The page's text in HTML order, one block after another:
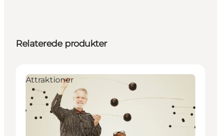
Relaterede produkter
Attraktioner